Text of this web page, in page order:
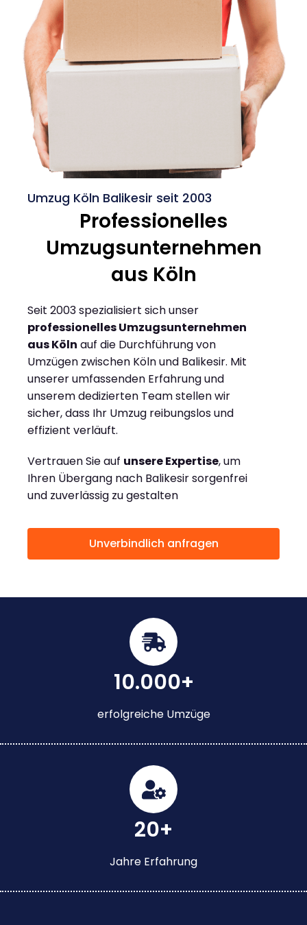
Umzug Köln Balikesir seit 2003
Professionelles
Umzugsunternehmen
aus Köln
Seit 2003 spezialisiert sich unser
professionelles Umzugsunternehmen
aus Köln auf die Durchführung von
Umzügen zwischen Köln und Balikesir. Mit
unserer umfassenden Erfahrung und
unserem dedizierten Team stellen wir
sicher, dass Ihr Umzug reibungslos und
effizient verläuft.
Vertrauen Sie auf unsere Expertise, um
Ihren Übergang nach Balikesir sorgenfrei
und zuverlässig zu gestalten
Unverbindlich anfragen
10.000+
erfolgreiche Umzüge
20+
Jahre Erfahrung